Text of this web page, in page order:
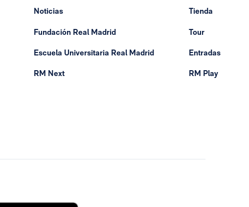
Noticias
Fundación Real Madrid
Escuela Universitaria Real Madrid
RM Next
Tienda
Tour
Entradas
RM Play